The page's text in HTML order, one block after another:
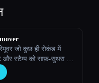
जो कुछ ही सेकंड में
और स्टैम्प को साफ़-सुथरा हटा
परिणामों के साथ इस्तेमाल